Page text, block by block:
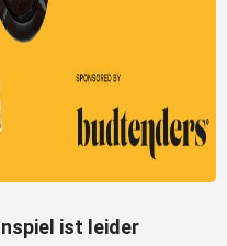
ist leider